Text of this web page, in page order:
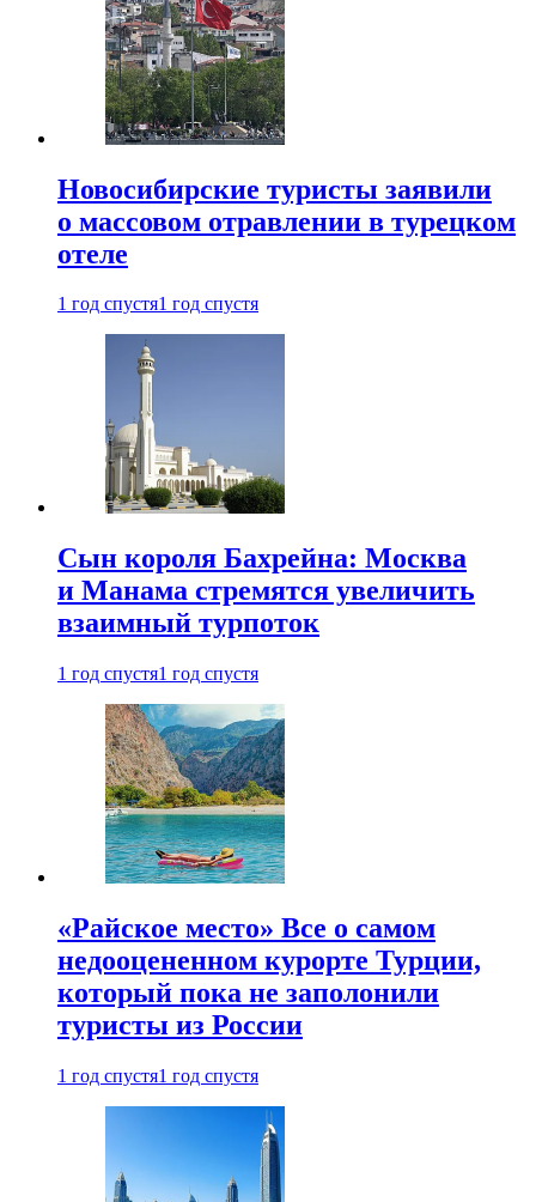
Новосибирские туристы заявили
о массовом отравлении в турецком
отеле
1 год спустя1 год спустя
Сын короля Бахрейна: Москва
и Манама стремятся увеличить
взаимный турпоток
1 год спустя1 год спустя
«Райское место» Все о самом
недооцененном курорте Турции,
который пока не заполонили
туристы из России
1 год спустя1 год спустя